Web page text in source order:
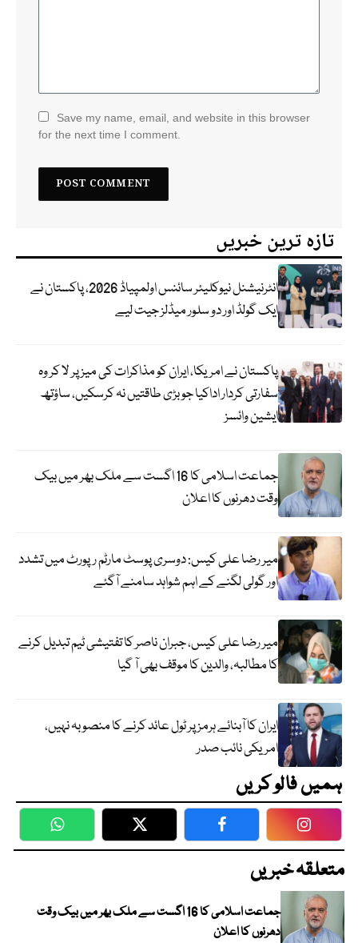
Save my name, email, and website in this browser
for the next time I comment.
تازہ ترین خبریں
انٹرنیشنل نیوکلیئر سائنس اولمپیاڈ 2026، پاکستان نے
ایک گولڈ اور دو سلور میڈلز جیت لیے
پاکستان نے امریکا، ایران کو مذاکرات کی میز پر لا کر وہ
سفارتی کردار اداکیا جو بڑی طاقتیں نہ کرسکیں، ساؤتھ
ایشین وائسز
جماعت اسلامی کا 16 اگست سے ملک بھر میں بیک
وقت دھرنوں کا اعلان
میر رضا علی کیس: دوسری پوسٹ مارٹم رپورٹ میں تشدد
اور گولی لگنے کے اہم شواہد سامنے آگئے
میر رضا علی کیس، جبران ناصر کا تفتیشی ٹیم تبدیل کرنے
کا مطالبہ، والدین کا موقف بھی آ گیا
ایران کا آبنائے ہرمز پر ٹول عائد کرنے کا منصوبہ نہیں،
امریکی نائب صدر
ہمیں فالو کریں
WhatsApp Twitter Facebook
متعلقہ خبریں
جماعت اسلامی کا 16 اگست سے ملک بھر میں بیک وقت
دھرنوں کا اعلان